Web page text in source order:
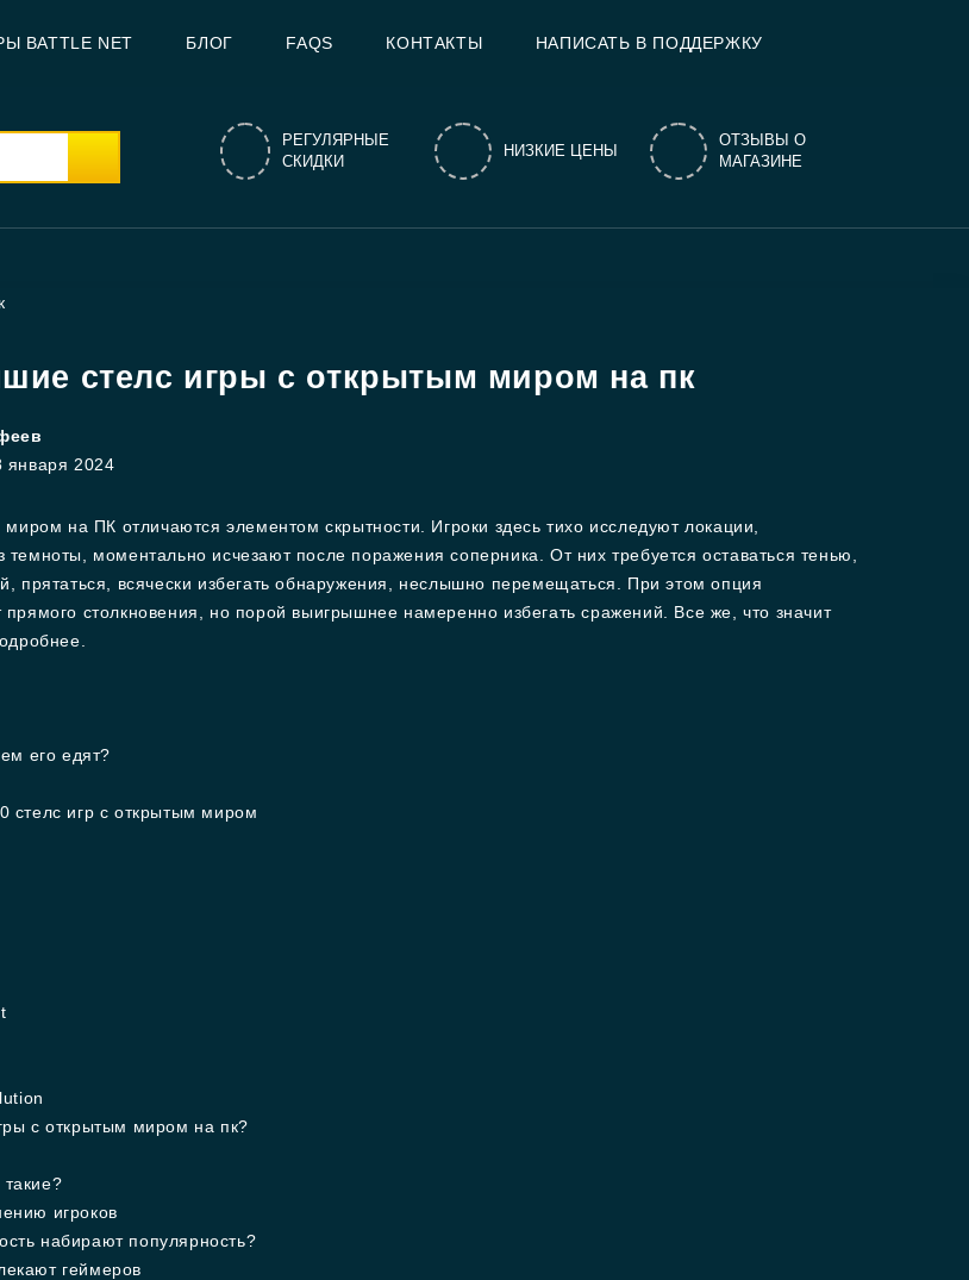
BATTLE NET БЛОГ FAQS КОНТАКТЫ НАПИСАТЬ В ПОДДЕРЖКУ
РЕГУЛЯРНЫЕ
СКИДКИ
НИЗКИЕ ЦЕНЫ
ОТЗЫВЫ О
МАГАЗИНЕ
стелс игры с открытым миром на пк
января 2024
на ПК отличаются элементом скрытности. Игроки здесь тихо исследуют локации,
моментально исчезают после поражения соперника. От них требуется оставаться тенью,
прятаться, всячески избегать обнаружения, неслышно перемещаться. При этом опция
столкновения, но порой выигрышнее намеренно избегать сражений. Все же, что значит
его едят?
стелс игр с открытым миром
с открытым миром на пк?
игроков
набирают популярность?
геймеров